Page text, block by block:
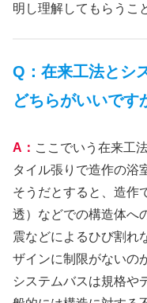
明し理解してもらうこ
Q：在来工法とシ
どちらがいいです
A： ここでいう在来工
タイル張りで造作の浴
そうだとすると、造作
透）などでの構造体へ
震などによるひび割れ
ザインに制限がないの
システムバスは規格や